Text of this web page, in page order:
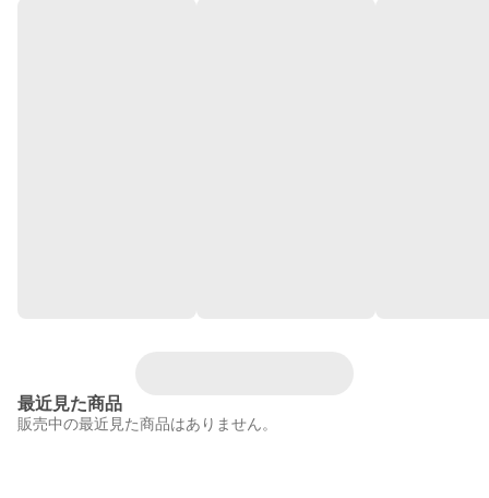
最近見た商品
販売中の最近見た商品はありません。